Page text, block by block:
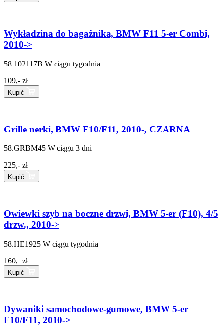
Wykładzina do bagażnika, BMW F11 5-er Combi,
2010->
58.102117B W ciągu tygodnia
109,- zł
Kupić
Grille nerki, BMW F10/F11, 2010-, CZARNA
58.GRBM45 W ciągu 3 dni
225,- zł
Kupić
Owiewki szyb na boczne drzwi, BMW 5-er (F10), 4/5
drzw., 2010->
58.HE1925 W ciągu tygodnia
160,- zł
Kupić
Dywaniki samochodowe-gumowe, BMW 5-er
F10/F11, 2010->